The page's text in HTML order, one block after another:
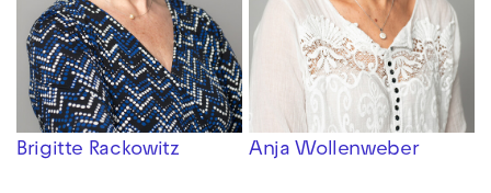
Brigitte Rackowitz Anja Wollenweber